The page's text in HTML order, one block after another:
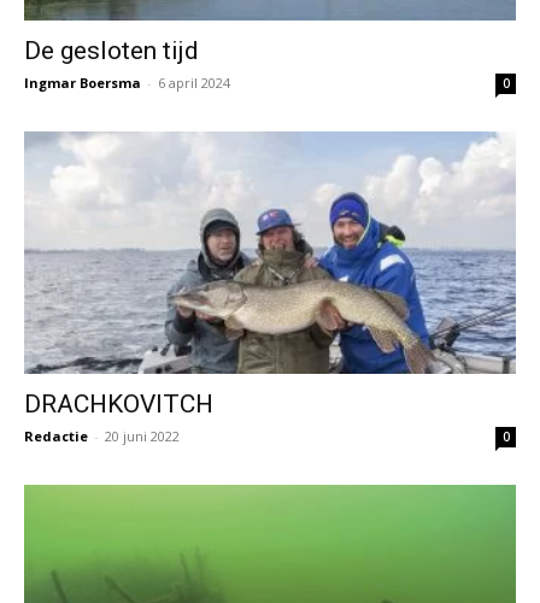
De gesloten tijd
Ingmar Boersma - 6 april 2024 0
DRACHKOVITCH
Redactie - 20 juni 2022 0